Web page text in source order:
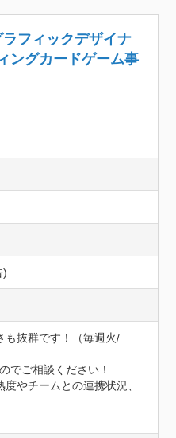
ラフィックデザイナ
ングカードゲーム事
)
も抜群です！（毎週火/
でご相談ください！
やチームとの連携状況、